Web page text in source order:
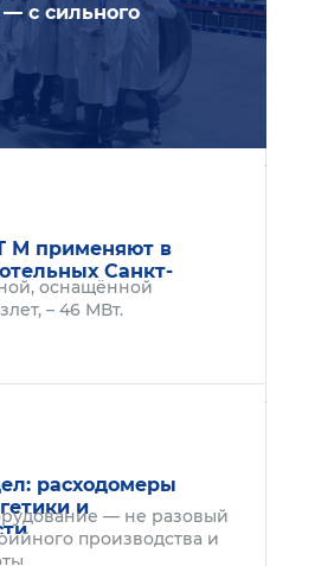
с сильного
М применяют в
Санкт-
оснащённой
– 46 МВт.
расходомеры
и
— не разовый
производства и